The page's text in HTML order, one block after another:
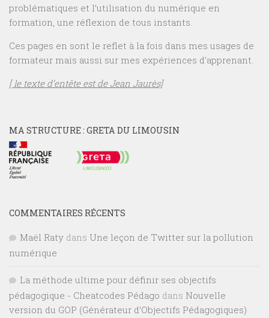
problématiques et l’utilisation du numérique en
formation, une réflexion de tous instants.
Ces pages en sont le reflet à la fois dans mes usages de
formateur mais aussi sur mes expériences d’apprenant.
[ le texte d’entête est de Jean Jaurès]
MA STRUCTURE : GRETA DU LIMOUSIN
COMMENTAIRES RÉCENTS
Maël Raty dans Une leçon de Twitter sur la pollution
numérique
La méthode ultime pour définir ses objectifs
pédagogique - Cheatcodes Pédago dans Nouvelle
version du GOP (Générateur d’Objectifs Pédagogiques)